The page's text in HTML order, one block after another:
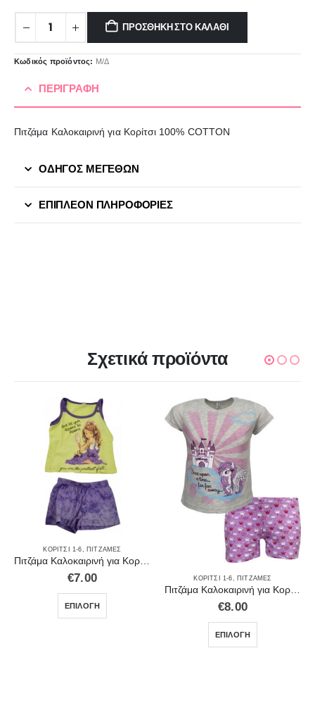
ΠΡΟΣΘΉΚΗ ΣΤΟ ΚΑΛΆΘΙ
Κωδικός προϊόντος: Μ/Δ
ΠΕΡΙΓΡΑΦΉ
Πιτζάμα Καλοκαιρινή για Κορίτσι 100% COTTON
ΟΔΗΓΟΣ ΜΕΓΕΘΩΝ
ΕΠΙΠΛΈΟΝ ΠΛΗΡΟΦΟΡΊΕΣ
Σχετικά προϊόντα
ΚΟΡΊΤΣΙ 1-6, ΠΙΤΖΆΜΕΣ
Πιτζάμα Καλοκαιρινή για Κορίτσι Κίτρινη
€7.00
ΕΠΙΛΟΓΉ
ΚΟΡΊΤΣΙ 1-6, ΠΙΤΖΆΜΕΣ
Πιτζάμα Καλοκαιρινή για Κορίτσι Γκρι 98405
€8.00
ΕΠΙΛΟΓΉ